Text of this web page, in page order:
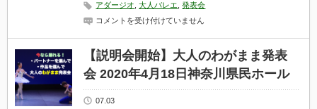
欠
の
造
補
正
法
アダージオ ,大人バレエ ,発表会
ア
ー
ジ
オ
初
～
コメントを受け付けていません
【説明会開始】大人のわがまま発表
会 2020年4月18日神奈川県民ホール
07.03